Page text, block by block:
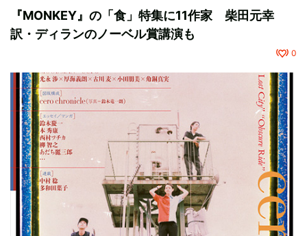
『MONKEY』の「食」特集に11作家 柴田元幸
訳・ディランのノーベル賞講演も
0